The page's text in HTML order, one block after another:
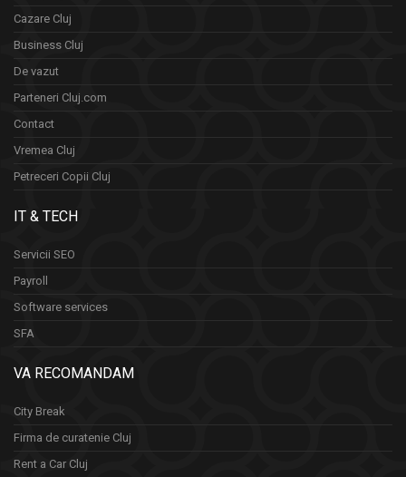
Cazare Cluj
Business Cluj
De vazut
Parteneri Cluj.com
Contact
Vremea Cluj
Petreceri Copii Cluj
IT & TECH
Servicii SEO
Payroll
Software services
SFA
VA RECOMANDAM
City Break
Firma de curatenie Cluj
Rent a Car Cluj